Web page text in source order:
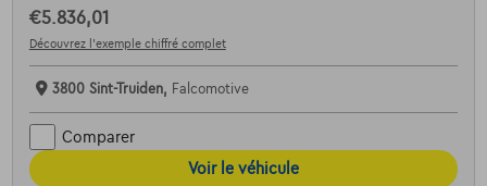
€5.836,01
Découvrez l’exemple chiffré complet
3800 Sint-Truiden, Falcomotive
Comparer
Voir le véhicule